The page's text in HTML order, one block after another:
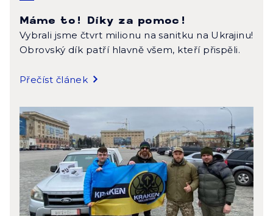
Máme to! Díky za pomoc!
Vybrali jsme čtvrt milionu na sanitku na Ukrajinu!
Obrovský dík patří hlavně všem, kteří přispěli.
Přečíst článek